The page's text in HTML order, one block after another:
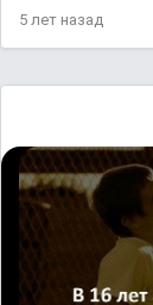
5 лет назад